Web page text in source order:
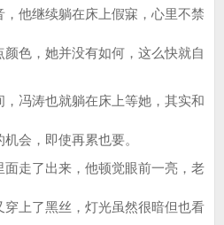
他继续躺在床上假寐，心里不禁
色，她并没有如何，这么快就自
冯涛也就躺在床上等她，其实和
会，即使再累也要。
走了出来，他顿觉眼前一亮，老
上了黑丝，灯光虽然很暗但也看